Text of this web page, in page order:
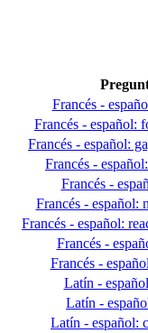
Francés -
Francés - español:
Francés - español:
Francés -
Francés -
Francés - español:
Francés - español:
Francés -
Francés -
Latín -
Latín -
Latín - español: